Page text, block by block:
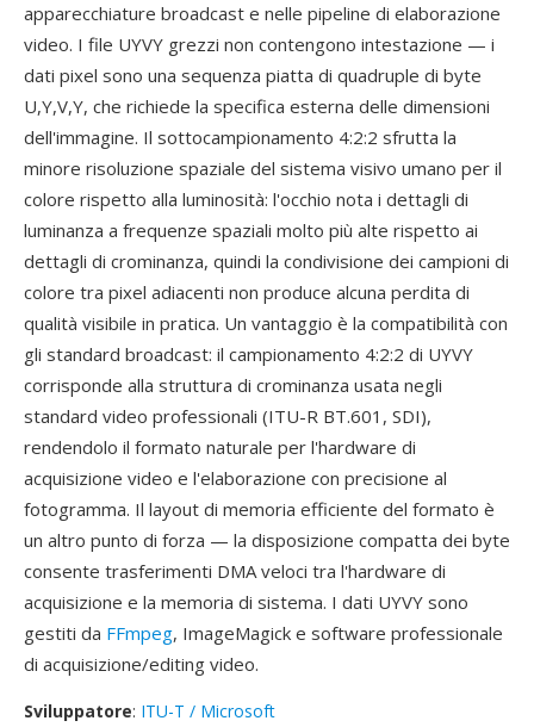
apparecchiature broadcast e nelle pipeline di elaborazione
video. I file UYVY grezzi non contengono intestazione — i
dati pixel sono una sequenza piatta di quadruple di byte
U,Y,V,Y, che richiede la specifica esterna delle dimensioni
dell'immagine. Il sottocampionamento 4:2:2 sfrutta la
minore risoluzione spaziale del sistema visivo umano per il
colore rispetto alla luminosità: l'occhio nota i dettagli di
luminanza a frequenze spaziali molto più alte rispetto ai
dettagli di crominanza, quindi la condivisione dei campioni di
colore tra pixel adiacenti non produce alcuna perdita di
qualità visibile in pratica. Un vantaggio è la compatibilità con
gli standard broadcast: il campionamento 4:2:2 di UYVY
corrisponde alla struttura di crominanza usata negli
standard video professionali (ITU-R BT.601, SDI),
rendendolo il formato naturale per l'hardware di
acquisizione video e l'elaborazione con precisione al
fotogramma. Il layout di memoria efficiente del formato è
un altro punto di forza — la disposizione compatta dei byte
consente trasferimenti DMA veloci tra l'hardware di
acquisizione e la memoria di sistema. I dati UYVY sono
gestiti da FFmpeg, ImageMagick e software professionale
di acquisizione/editing video.
Sviluppatore: ITU-T / Microsoft